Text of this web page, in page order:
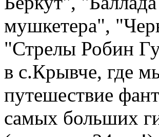
мушкетера",
"Стрелы Робин
в с.Крывче, где
путешествие
самых больших